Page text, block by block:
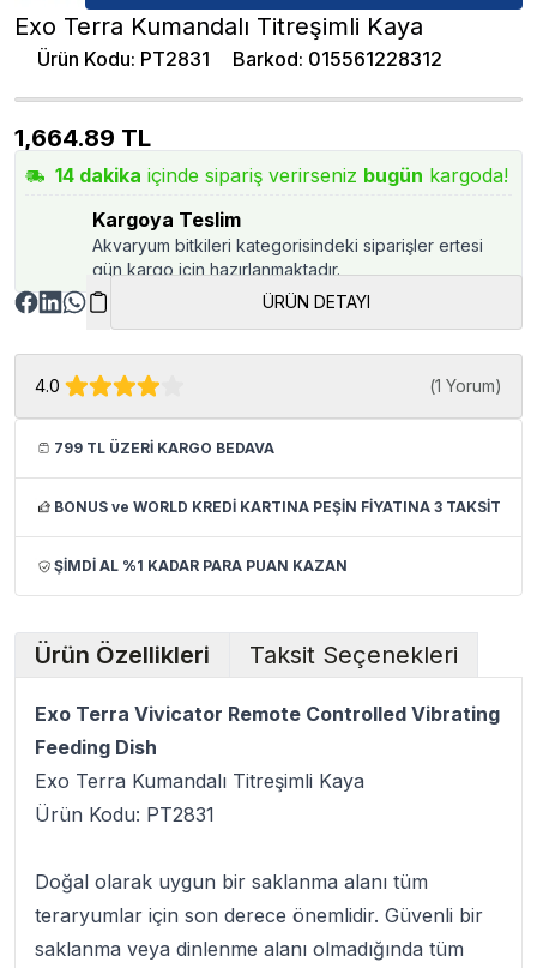
Exo Terra Kumandalı Titreşimli Kaya
Ürün Kodu: PT2831 Barkod: 015561228312
1,664.89 TL
14 dakika içinde sipariş verirseniz bugün kargoda!
Kargoya Teslim
Akvaryum bitkileri kategorisindeki siparişler ertesi
gün kargo için hazırlanmaktadır.
ÜRÜN DETAYI
4.0 (1 Yorum)
799 TL ÜZERİ KARGO BEDAVA
BONUS ve WORLD KREDİ KARTINA PEŞİN FİYATINA 3 TAKSİT
ŞİMDİ AL %1 KADAR PARA PUAN KAZAN
Ürün Özellikleri Taksit Seçenekleri
Exo Terra Vivicator Remote Controlled Vibrating
Feeding Dish
Exo Terra Kumandalı Titreşimli Kaya
Ürün Kodu: PT2831
Doğal olarak uygun bir saklanma alanı tüm
teraryumlar için son derece önemlidir. Güvenli bir
saklanma veya dinlenme alanı olmadığında tüm